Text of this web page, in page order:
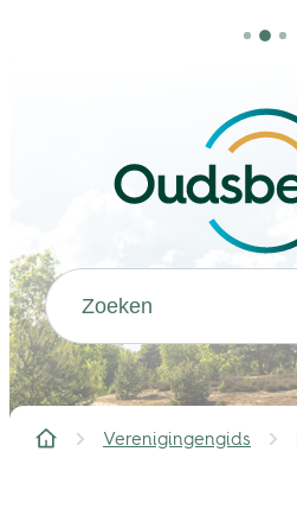
Oudsbergen
Waarmee kunnen we jou
Startpagina
Verenigingengids